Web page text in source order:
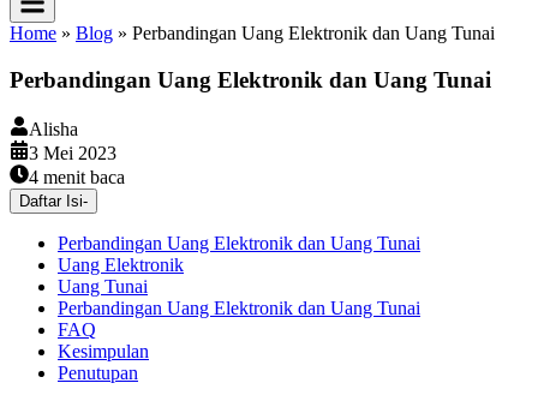
Home » Blog » Perbandingan Uang Elektronik dan Uang Tunai
Perbandingan Uang Elektronik dan Uang Tunai
Alisha
3 Mei 2023
4 menit baca
Daftar Isi-
Perbandingan Uang Elektronik dan Uang Tunai
Uang Elektronik
Uang Tunai
Perbandingan Uang Elektronik dan Uang Tunai
FAQ
Kesimpulan
Penutupan